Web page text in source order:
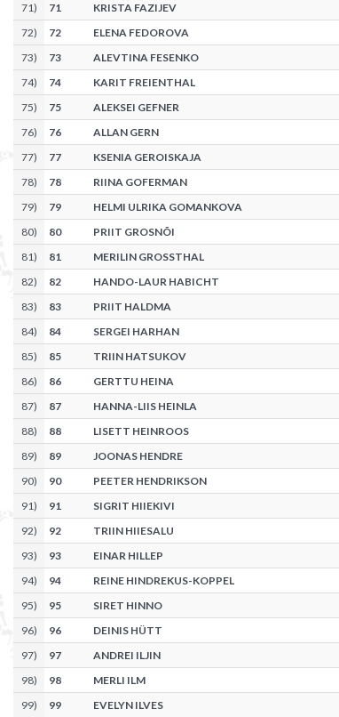
71) 71 KRISTA FAZIJEV
72) 72 ELENA FEDOROVA
73) 73 ALEVTINA FESENKO
74) 74 KARIT FREIENTHAL
75) 75 ALEKSEI GEFNER
76) 76 ALLAN GERN
77) 77 KSENIA GEROISKAJA
78) 78 RIINA GOFERMAN
79) 79 HELMI ULRIKA GOMANKOVA
80) 80 PRIIT GROSNÕI
81) 81 MERILIN GROSSTHAL
82) 82 HANDO-LAUR HABICHT
83) 83 PRIIT HALDMA
84) 84 SERGEI HARHAN
85) 85 TRIIN HATSUKOV
86) 86 GERTTU HEINA
87) 87 HANNA-LIIS HEINLA
88) 88 LISETT HEINROOS
89) 89 JOONAS HENDRE
90) 90 PEETER HENDRIKSON
91) 91 SIGRIT HIIEKIVI
92) 92 TRIIN HIIESALU
93) 93 EINAR HILLEP
94) 94 REINE HINDREKUS-KOPPEL
95) 95 SIRET HINNO
96) 96 DEINIS HÜTT
97) 97 ANDREI ILJIN
98) 98 MERLI ILM
99) 99 EVELYN ILVES